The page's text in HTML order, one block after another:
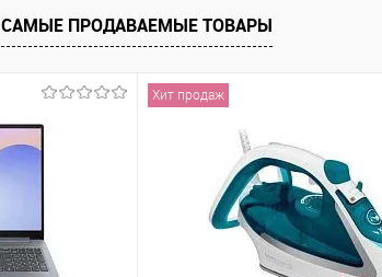
САМЫЕ ПРОДАВАЕМЫЕ ТОВАРЫ
Хит продаж